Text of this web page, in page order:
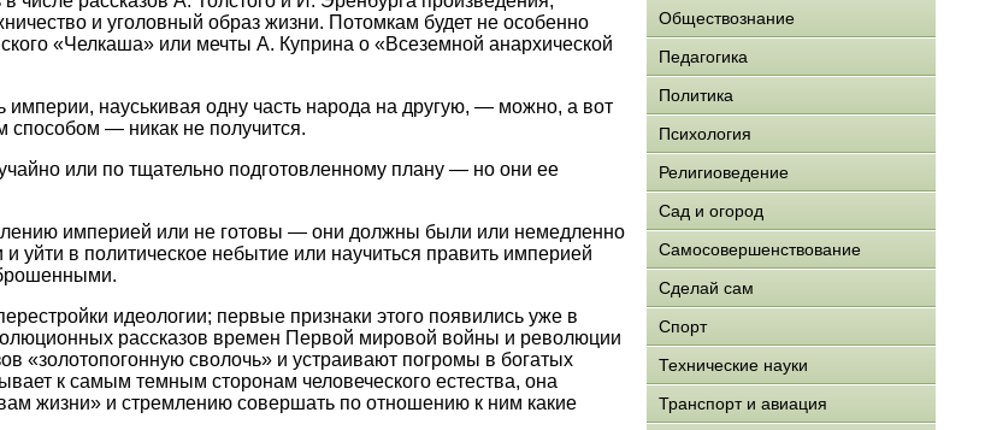
и уголовный образ жизни. Потомкам будет не особенно
«Челкаша» или мечты А. Куприна о «Всеземной анархической
империи, науськивая одну часть народа на другую, — можно, а вот
способом — никак не получится.
или по тщательно подготовленному плану — но они ее
империей или не готовы — они должны были или немедленно
и уйти в политическое небытие или научиться править империей
идеологии; первые признаки этого появились уже в
рассказов времен Первой мировой войны и революции
«золотопогонную сволочь» и устраивают погромы в богатых
к самым темным сторонам человеческого естества, она
жизни» и стремлению совершать по отношению к ним какие
Обществознание
Педагогика
Политика
Психология
Религиоведение
Сад и огород
Самосовершенствование
Сделай сам
Спорт
Технические науки
Транспорт и авиация